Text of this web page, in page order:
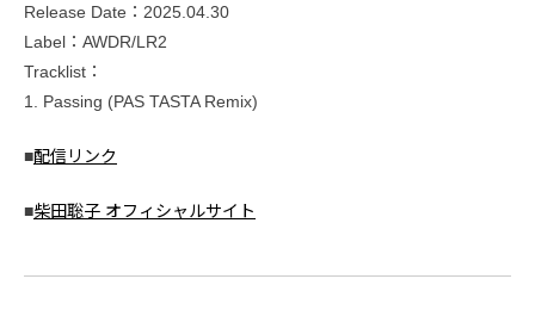
Release Date：2025.04.30
Label：AWDR/LR2
Tracklist：
1. Passing (PAS TASTA Remix)
■配信リンク
■柴田聡子 オフィシャルサイト